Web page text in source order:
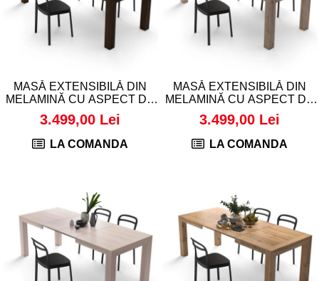
MASĂ EXTENSIBILĂ DIN
MELAMINĂ CU ASPECT DE
LEMN DE NUC - IACOPO
3.499,00 Lei
LA COMANDA
MASĂ EXTENSIBILĂ DIN
MELAMINĂ CU ASPECT DE
LEMN DE STEJAR - IACOPO
3.499,00 Lei
LA COMANDA